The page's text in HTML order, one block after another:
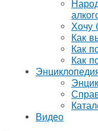
Хочу
Как
Как
Как
Видео